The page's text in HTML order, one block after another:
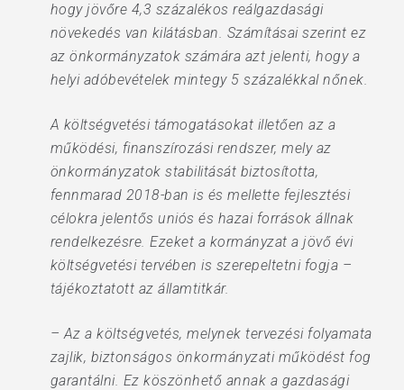
hogy jövőre 4,3 százalékos reálgazdasági
növekedés van kilátásban. Számításai szerint ez
az önkormányzatok számára azt jelenti, hogy a
helyi adóbevételek mintegy 5 százalékkal nőnek.
A költségvetési támogatásokat illetően az a
működési, finanszírozási rendszer, mely az
önkormányzatok stabilitását biztosította,
fennmarad 2018-ban is és mellette fejlesztési
célokra jelentős uniós és hazai források állnak
rendelkezésre. Ezeket a kormányzat a jövő évi
költségvetési tervében is szerepeltetni fogja –
tájékoztatott az államtitkár.
– Az a költségvetés, melynek tervezési folyamata
zajlik, biztonságos önkormányzati működést fog
garantálni. Ez köszönhető annak a gazdasági